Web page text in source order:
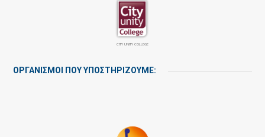
CITY UNITY COLLEGE
ΟΡΓΑΝΙΣΜΟΙ ΠΟΥ ΥΠΟΣΤΗΡΙΖΟΥΜΕ: